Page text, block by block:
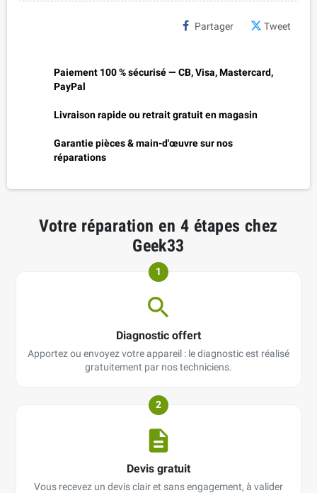
Partager Tweet
Paiement 100 % sécurisé — CB, Visa, Mastercard,
PayPal
Livraison rapide ou retrait gratuit en magasin
Garantie pièces & main-d'œuvre sur nos
réparations
Votre réparation en 4 étapes chez
Geek33
1
Diagnostic offert
Apportez ou envoyez votre appareil : le diagnostic est réalisé
gratuitement par nos techniciens.
2
Devis gratuit
Vous recevez un devis clair et sans engagement, à valider